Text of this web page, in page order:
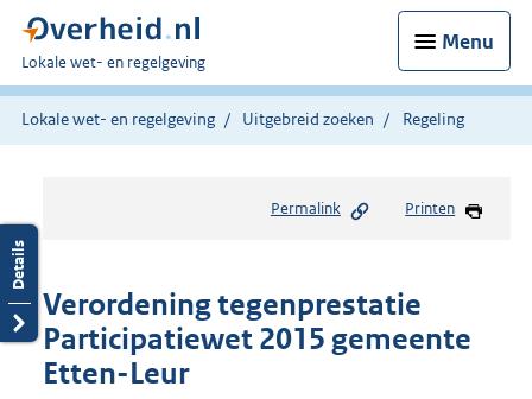
Menu
U
bent
hier:
Lokale wet- en regelgeving
Lokale wet- en regelgeving Uitgebreid zoeken Regeling
Permalink Printen
Verordening tegenprestatie
Participatiewet 2015 gemeente
Etten-Leur